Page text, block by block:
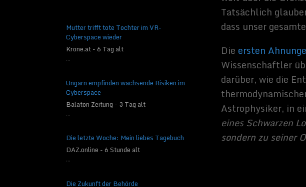
Mit anderen Worten, die Informationen, die in
auf den Ereignishorizont gerichtet und
Dimensionen besteht – das sind dann im
Raum gespeichert sind. Dieses
Physiker entdeckten, dass, wenn man davon
Hologramm ist, die Gravitation verschwindet,
mit denen man arbeitet, entfernen kann.
Mutter trifft tote Tochter im VR-
Cyberspace wieder
Krone.at - 6 Tag alt
...
Ungarn empfinden wachsende Risiken im
Cyberspace
Balaton Zeitung - 3 Tag alt
...
Die letzte Woche: Mein liebes Tagebuch
DAZ.online - 6 Stunde alt
...
Die Zukunft der Behörde